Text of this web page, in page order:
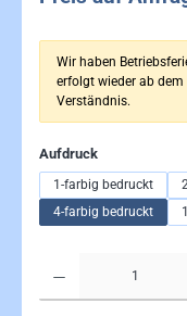
Wir haben
erfolgt wieder ab dem
Verständnis.
Aufdruckauswählen
1-farbig bedruckt
4-farbig bedruckt